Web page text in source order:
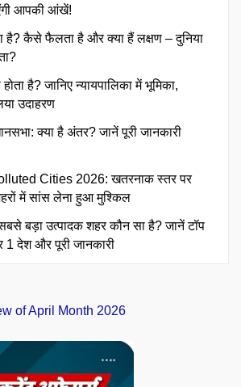
आपकी आंखें!
है? कैसे फैलता है और क्या हैं लक्षण – दुनिया
है? जानिए न्यायपालिका में भूमिका,
उदाहरण
क्या है अंतर? जानें पूरी जानकारी
Cities 2026: खतरनाक स्तर पर
में सांस लेना हुआ मुश्किल
बड़ा उत्पादक शहर कौन सा है? जानें टॉप
1 देश और पूरी जानकारी